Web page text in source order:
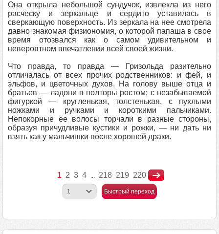
Она открыла небольшой сундучок, извлекла из него
расческу и зеркальце и сердито уставилась в
сверкающую поверхность. Из зеркала на нее смотрела
давно знакомая физиономия, о которой папаша в свое
время отозвался как о самом удивительном и
невероятном впечатлении всей своей жизни.
Что правда, то правда — Гризольда разительно
отличалась от всех прочих родственников: и фей, и
эльфов, и цветочных духов. На голову выше отца и
братьев — ладони в полторы ростом; с незабываемой
фигуркой — кругленькая, толстенькая, с пухлыми
ножками и ручками и короткими пальчиками.
Непокорные ее волосы торчали в разные стороны,
образуя причудливые кустики и рожки, — ни дать ни
взять как у мальчишки после хорошей драки.
1 2 3 4 ... 218 219 220
Быстрый переход